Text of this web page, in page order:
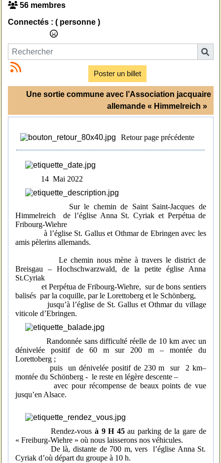
56 membres
Connectés : ( personne )
Poster un billet
Une sortie commune avec l’Association jacquaire
allemande « Himmelreich »
Retour page précédente
14 Mai 2022
Sur le chemin de Saint Saint-Jacques de
Himmelreich de l’église Anna St. Cyriak et Perpétua de
Fribourg-Wiehre
à l’église St. Gallus et Othmar de Ebringen avec les
amis pèlerins allemands.
Le chemin nous mène à travers le district de
Breisgau – Hochschwarzwald, de la petite église Anna
St.Cyriak
et Perpétua de Fribourg-Wiehre, sur de bons sentiers
balisés par la coquille, par le Lorettoberg et le Schönberg,
jusqu’à l’église de St. Gallus et Othmar du village
viticole d’Ebringen.
Randonnée sans difficulté réelle de 10 km avec un
dénivelée positif de 60 m sur 200 m – montée du
Lorettoberg ;
puis un dénivelée positif de 230 m sur 2 km–
montée du Schönberg - le reste en légère descente –
avec pour récompense de beaux points de vue
jusqu’en Alsace.
Rendez-vousà 9 H 45au parking de la gare de
« Freiburg-Wiehre » où nous laisserons nos véhicules.
De là, distante de 700 m, vers l’église Anna St.
Cyriak d’où départ du groupe à 10 h.